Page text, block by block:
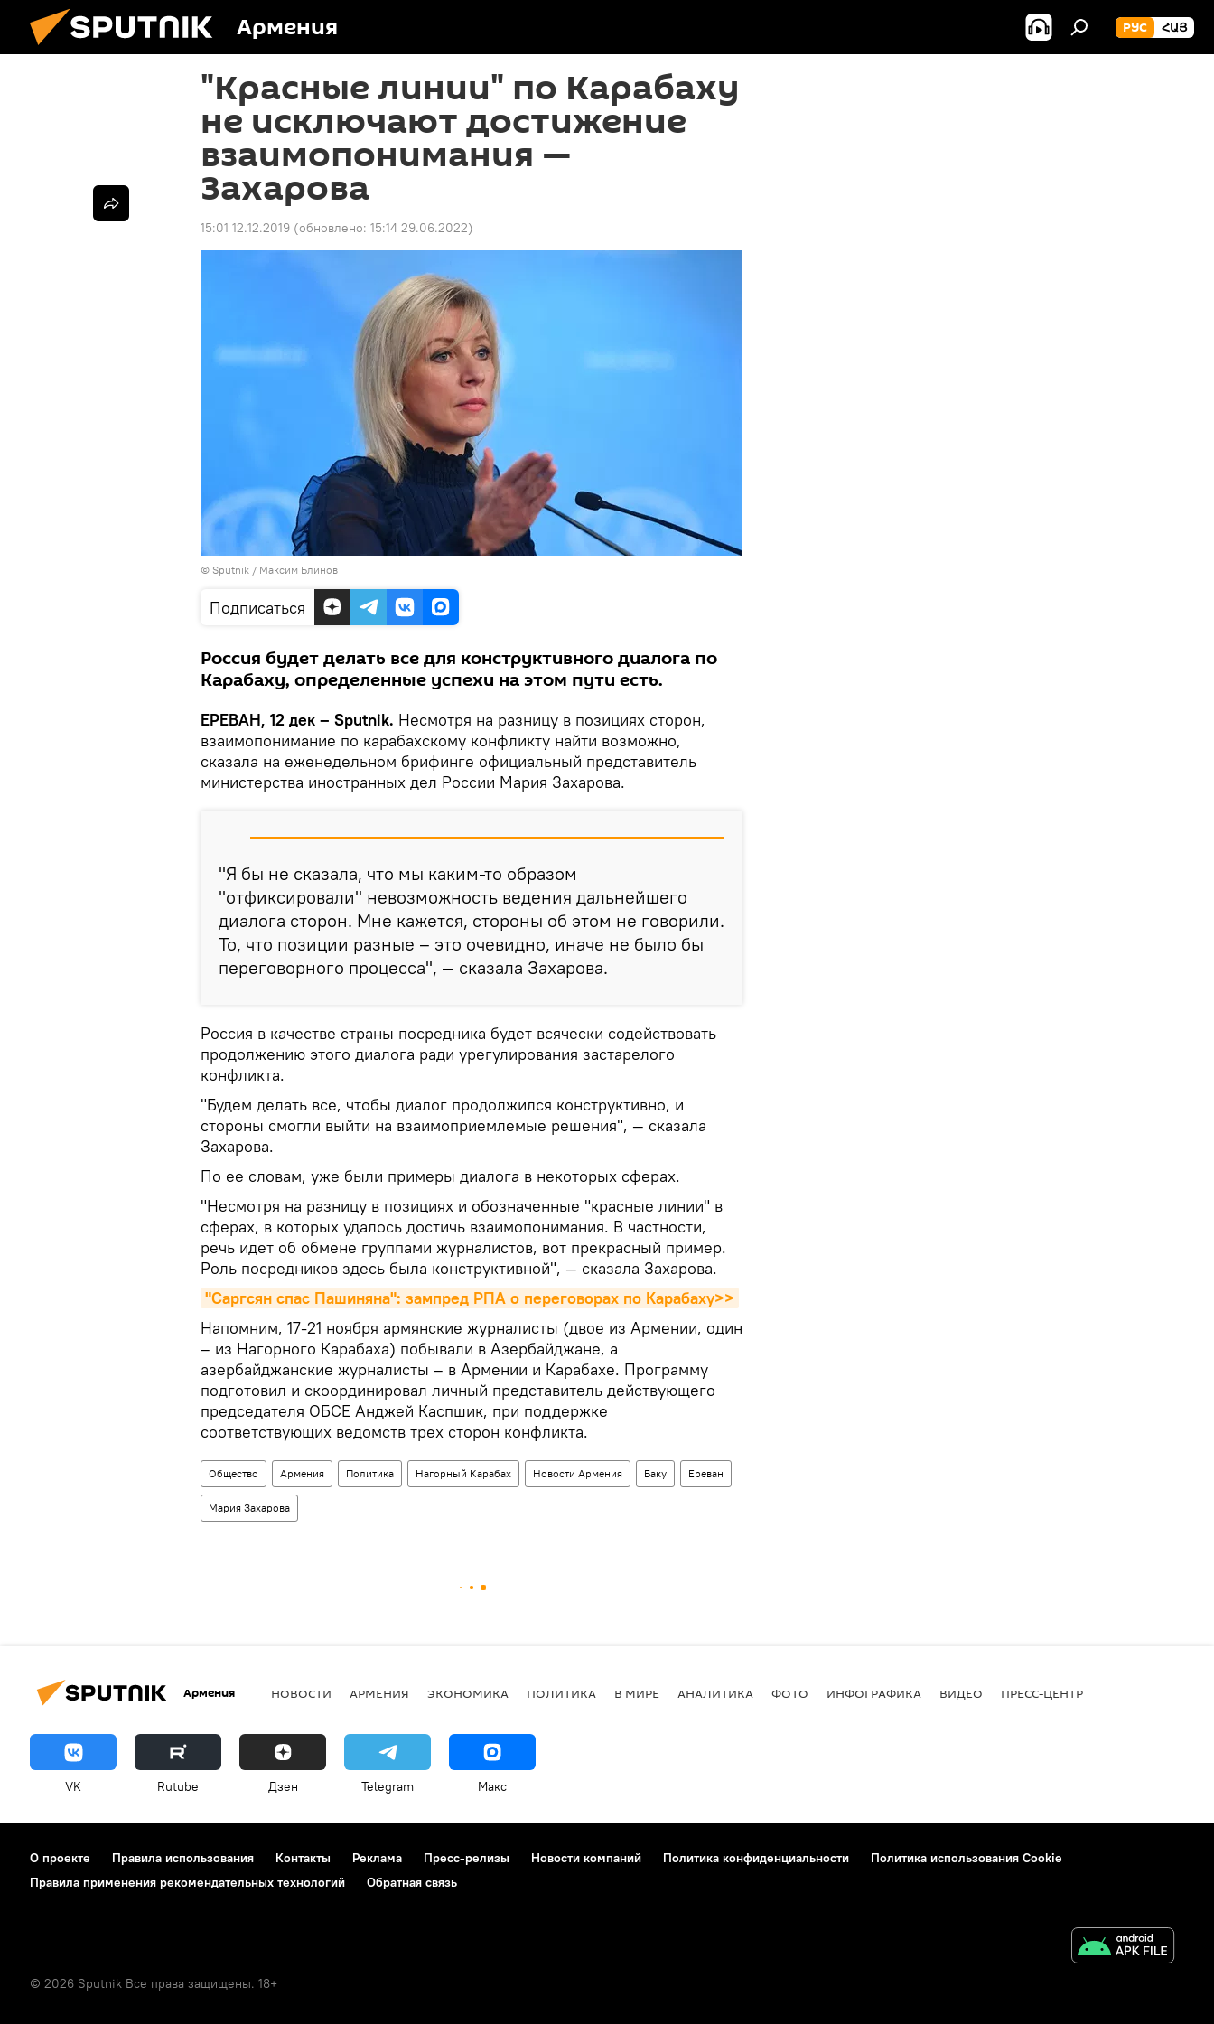
Армения РУС ՀԱՅ
"Красные линии" по Карабаху
не исключают достижение
взаимопонимания —
Захарова
15:01 12.12.2019 (обновлено: 15:14 29.06.2022)
© Sputnik / Максим Блинов
Подписаться
Россия будет делать все для конструктивного диалога по
Карабаху, определенные успехи на этом пути есть.
ЕРЕВАН, 12 дек – Sputnik. Несмотря на разницу в позициях сторон,
взаимопонимание по карабахскому конфликту найти возможно,
сказала на еженедельном брифинге официальный представитель
министерства иностранных дел России Мария Захарова.
"Я бы не сказала, что мы каким-то образом
"отфиксировали" невозможность ведения дальнейшего
диалога сторон. Мне кажется, стороны об этом не говорили.
То, что позиции разные – это очевидно, иначе не было бы
переговорного процесса", — сказала Захарова.
Россия в качестве страны посредника будет всячески содействовать
продолжению этого диалога ради урегулирования застарелого
конфликта.
"Будем делать все, чтобы диалог продолжился конструктивно, и
стороны смогли выйти на взаимоприемлемые решения", — сказала
Захарова.
По ее словам, уже были примеры диалога в некоторых сферах.
"Несмотря на разницу в позициях и обозначенные "красные линии" в
сферах, в которых удалось достичь взаимопонимания. В частности,
речь идет об обмене группами журналистов, вот прекрасный пример.
Роль посредников здесь была конструктивной", — сказала Захарова.
"Саргсян спас Пашиняна": зампред РПА о переговорах по Карабаху>>
Напомним, 17-21 ноября армянские журналисты (двое из Армении, один
– из Нагорного Карабаха) побывали в Азербайджане, а
азербайджанские журналисты – в Армении и Карабахе. Программу
подготовил и скоординировал личный представитель действующего
председателя ОБСЕ Анджей Каспшик, при поддержке
соответствующих ведомств трех сторон конфликта.
Общество Армения Политика Нагорный Карабах Новости Армения Баку Ереван
Мария Захарова
Армения НОВОСТИ АРМЕНИЯ ЭКОНОМИКА ПОЛИТИКА В МИРЕ АНАЛИТИКА ФОТО ИНФОГРАФИКА ВИДЕО ПРЕСС-ЦЕНТР
VK Rutube Дзен Telegram Макс
О проекте Правила использования Контакты Реклама Пресс-релизы Новости компаний Политика конфиденциальности
Политика использования Cookie
Правила применения рекомендательных технологий
Обратная связь
© 2026 Sputnik Все права защищены. 18+